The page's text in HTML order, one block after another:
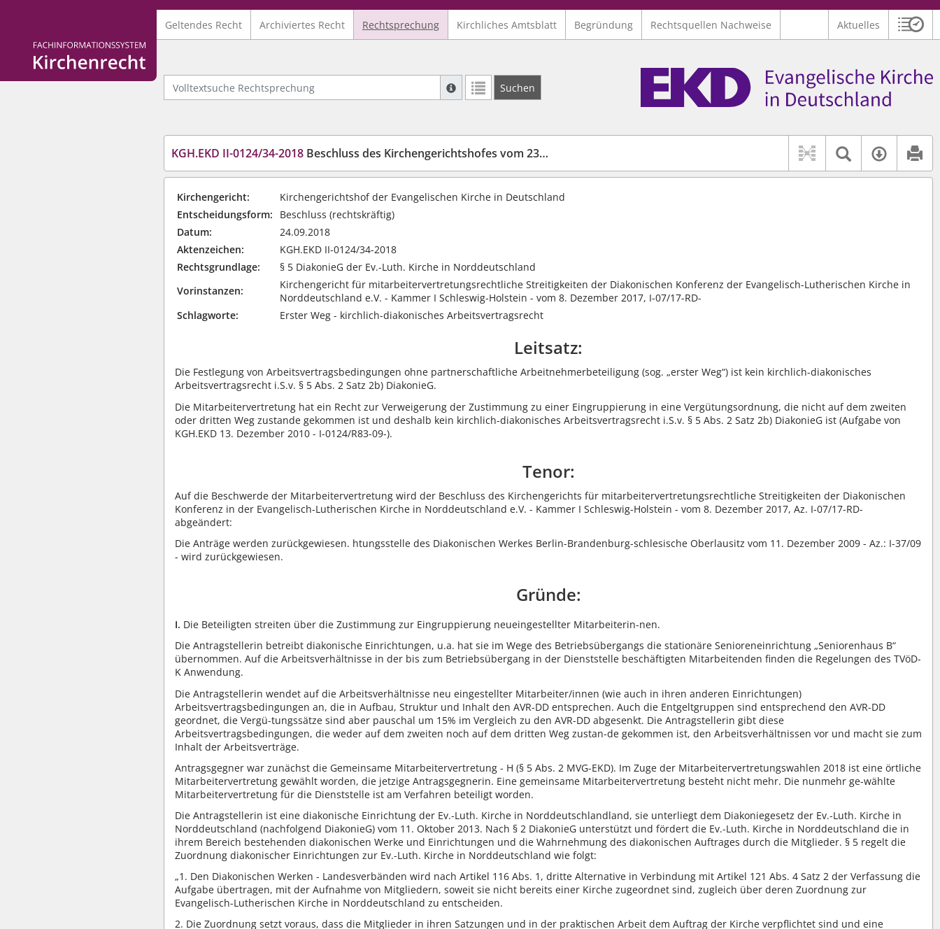
Logo Fachinformationssystem Kirchenrecht
Geltendes Recht Archiviertes Recht Rechtsprechung Kirchliches Amtsblatt Begründung Rechtsquellen Nachweise Aktuelles
Volltextsuche Rechtsprechung
Suche mit Platzhalter "*", Bsp. Pfarrer*, findet auch: "Pfarrerinitiative" oder "Pfarrerausschuss".
Weitere Suchoperatoren finden Sie in unserer Hilfe.
Suchen
KGH.EKD II-0124/34-2018 Beschluss des Kirchengerichtshofes vom 23.09.2018 Textsuche
Kirchengericht:
Kirchengerichtshof der Evangelischen Kirche in Deutschland
Entscheidungsform:
Beschluss (rechtskräftig)
Datum:
24.09.2018
Aktenzeichen:
KGH.EKD II-0124/34-2018
Rechtsgrundlage:
§ 5 DiakonieG der Ev.-Luth. Kirche in Norddeutschland
Vorinstanzen:
Kirchengericht für mitarbeitervertretungsrechtliche Streitigkeiten der Diakonischen Konferenz der Evangelisch-Lutherischen Kirche in
Norddeutschland e.V. - Kammer I Schleswig-Holstein - vom 8. Dezember 2017, I-07/17-RD-
Schlagworte:
Erster Weg - kirchlich-diakonisches Arbeitsvertragsrecht
Leitsatz:
Die Festlegung von Arbeitsvertragsbedingungen ohne partnerschaftliche Arbeitnehmerbeteiligung (sog. „erster Weg“) ist kein kirchlich-diakonisches
Arbeitsvertragsrecht i.S.v. § 5 Abs. 2 Satz 2b) DiakonieG.
Die Mitarbeitervertretung hat ein Recht zur Verweigerung der Zustimmung zu einer Eingruppierung in eine Vergütungsordnung, die nicht auf dem zweiten
oder dritten Weg zustande gekommen ist und deshalb kein kirchlich-diakonisches Arbeitsvertragsrecht i.S.v. § 5 Abs. 2 Satz 2b) DiakonieG ist (Aufgabe von
KGH.EKD 13. Dezember 2010 - I-0124/R83-09-).
Tenor:
Auf die Beschwerde der Mitarbeitervertretung wird der Beschluss des Kirchengerichts für mitarbeitervertretungsrechtliche Streitigkeiten der Diakonischen
Konferenz in der Evangelisch-Lutherischen Kirche in Norddeutschland e.V. - Kammer I Schleswig-Holstein - vom 8. Dezember 2017, Az. I-07/17-RD-
abgeändert:
Die Anträge werden zurückgewiesen. htungsstelle des Diakonischen Werkes Berlin-Brandenburg-schlesische Oberlausitz vom 11. Dezember 2009 - Az.: I-37/09
- wird zurückgewiesen.
Gründe:
I. Die Beteiligten streiten über die Zustimmung zur Eingruppierung neueingestellter Mitarbeiterin-nen.
Die Antragstellerin betreibt diakonische Einrichtungen, u.a. hat sie im Wege des Betriebsübergangs die stationäre Senioreneinrichtung „Seniorenhaus B“
übernommen. Auf die Arbeitsverhältnisse in der bis zum Betriebsübergang in der Dienststelle beschäftigten Mitarbeitenden finden die Regelungen des TVöD-
K Anwendung.
Die Antragstellerin wendet auf die Arbeitsverhältnisse neu eingestellter Mitarbeiter/innen (wie auch in ihren anderen Einrichtungen)
Arbeitsvertragsbedingungen an, die in Aufbau, Struktur und Inhalt den AVR-DD entsprechen. Auch die Entgeltgruppen sind entsprechend den AVR-DD
geordnet, die Vergü-tungssätze sind aber pauschal um 15% im Vergleich zu den AVR-DD abgesenkt. Die Antragstellerin gibt diese
Arbeitsvertragsbedingungen, die weder auf dem zweiten noch auf dem dritten Weg zustan-de gekommen ist, den Arbeitsverhältnissen vor und macht sie zum
Inhalt der Arbeitsverträge.
Antragsgegner war zunächst die Gemeinsame Mitarbeitervertretung - H (§ 5 Abs. 2 MVG-EKD). Im Zuge der Mitarbeitervertretungswahlen 2018 ist eine örtliche
Mitarbeitervertretung gewählt worden, die jetzige Antragsgegnerin. Eine gemeinsame Mitarbeitervertretung besteht nicht mehr. Die nunmehr ge-wählte
Mitarbeitervertretung für die Dienststelle ist am Verfahren beteiligt worden.
Die Antragstellerin ist eine diakonische Einrichtung der Ev.-Luth. Kirche in Norddeutschlandland, sie unterliegt dem Diakoniegesetz der Ev.-Luth. Kirche in
Norddeutschland (nachfolgend DiakonieG) vom 11. Oktober 2013. Nach § 2 DiakonieG unterstützt und fördert die Ev.-Luth. Kirche in Norddeutschland die in
ihrem Bereich bestehenden diakonischen Werke und Einrichtungen und die Wahrnehmung des diakonischen Auftrages durch die Mitglieder. § 5 regelt die
Zuordnung diakonischer Einrichtungen zur Ev.-Luth. Kirche in Norddeutschland wie folgt:
„1. Den Diakonischen Werken - Landesverbänden wird nach Artikel 116 Abs. 1, dritte Alternative in Verbindung mit Artikel 121 Abs. 4 Satz 2 der Verfassung die
Aufgabe übertragen, mit der Aufnahme von Mitgliedern, soweit sie nicht bereits einer Kirche zugeordnet sind, zugleich über deren Zuordnung zur
Evangelisch-Lutherischen Kirche in Norddeutschland zu entscheiden.
2. Die Zuordnung setzt voraus, dass die Mitglieder in ihren Satzungen und in der praktischen Arbeit dem Auftrag der Kirche verpflichtet sind und eine